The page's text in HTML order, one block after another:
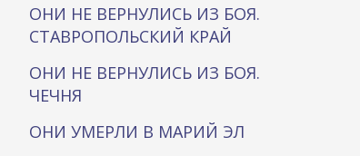
ОНИ НЕ ВЕРНУЛИСЬ ИЗ БОЯ.
СТАВРОПОЛЬСКИЙ КРАЙ
ОНИ НЕ ВЕРНУЛИСЬ ИЗ БОЯ.
ЧЕЧНЯ
ОНИ УМЕРЛИ В МАРИЙ ЭЛ